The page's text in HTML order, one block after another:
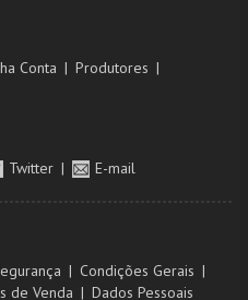
Conta
Produtores
Twitter E-mail
Condições Gerais
de Venda Dados Pessoais